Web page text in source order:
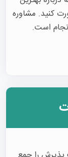
کنید. مشاوره
است.